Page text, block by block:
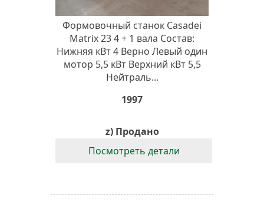
Формовочный станок Casadei
Matrix 23 4 + 1 вала Состав:
Нижняя кВт 4 Верно Левый один
мотор 5,5 кВт Верхний кВт 5,5
Нейтраль...
1997
z) Продано
Посмотреть детали